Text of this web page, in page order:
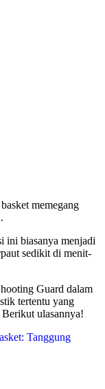
memegang
ini biasanya menjadi
sedikit di menit-
Guard dalam
tertentu yang
ulasannya!
Tanggung